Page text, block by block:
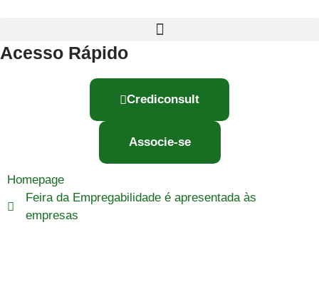
Acesso Rápido
Crediconsult
Associe-se
Homepage
Feira da Empregabilidade é apresentada às
empresas